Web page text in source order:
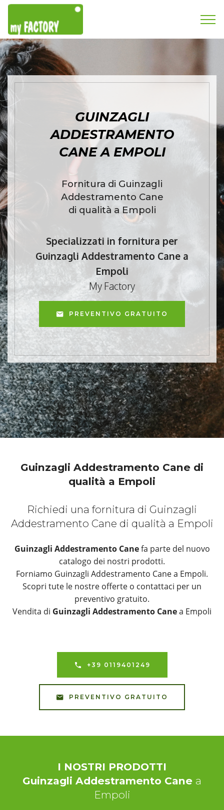
GUINZAGLI
ADDESTRAMENTO
CANE A EMPOLI
Fornitura di Guinzagli
Addestramento Cane
di qualità a Empoli
Specializzati in fornitura per
Guinzagli Addestramento Cane a
Empoli
My Factory
PREVENTIVO GRATUITO
Guinzagli Addestramento Cane di
qualità a Empoli
Richiedi una fornitura di Guinzagli
Addestramento Cane di qualità a Empoli
Guinzagli Addestramento Canefa parte del nuovo
catalogo dei nostri prodotti.
Forniamo Guinzagli Addestramento Cane a Empoli.
Scopri tute le nostre offerte o contattaci per un
preventivo gratuito.
Vendita di Guinzagli Addestramento Canea Empoli
+39 0119401249
PREVENTIVO GRATUITO
I NOSTRI PRODOTTI
Guinzagli Addestramento Cane a
Empoli